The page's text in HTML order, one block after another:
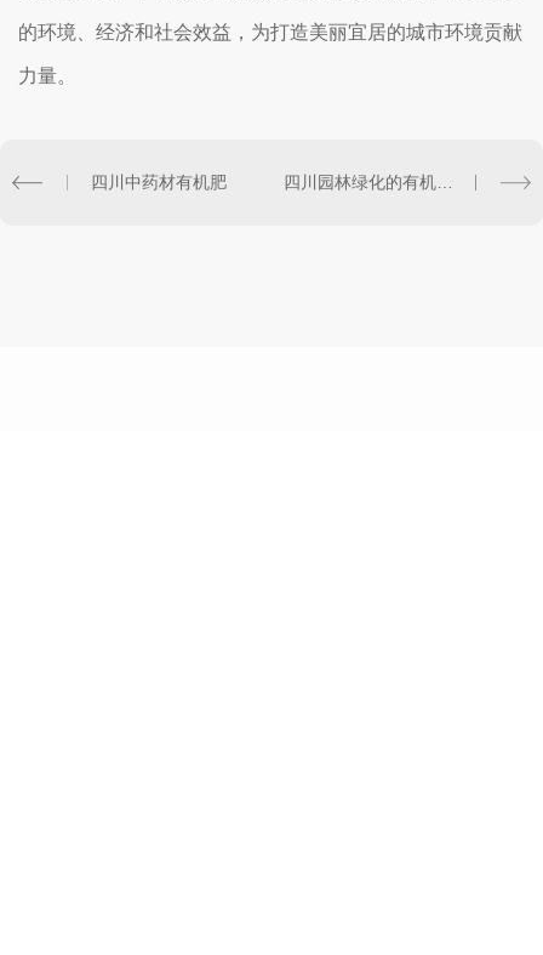
的环境、经济和社会效益，为打造美丽宜居的城市环境贡献
力量。
四川中药材有机肥